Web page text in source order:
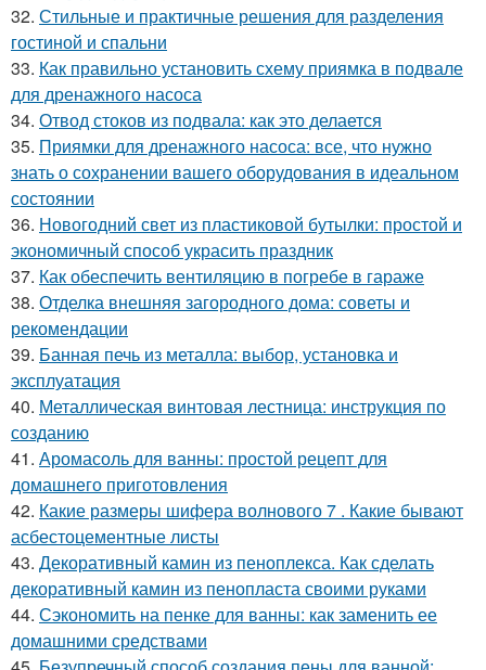
32. Стильные и практичные решения для разделения
гостиной и спальни
33. Как правильно установить схему приямка в подвале
для дренажного насоса
34. Отвод стоков из подвала: как это делается
35. Приямки для дренажного насоса: все, что нужно
знать о сохранении вашего оборудования в идеальном
состоянии
36. Новогодний свет из пластиковой бутылки: простой и
экономичный способ украсить праздник
37. Как обеспечить вентиляцию в погребе в гараже
38. Отделка внешняя загородного дома: советы и
рекомендации
39. Банная печь из металла: выбор, установка и
эксплуатация
40. Металлическая винтовая лестница: инструкция по
созданию
41. Аромасоль для ванны: простой рецепт для
домашнего приготовления
42. Какие размеры шифера волнового 7 . Какие бывают
асбестоцементные листы
43. Декоративный камин из пеноплекса. Как сделать
декоративный камин из пенопласта своими руками
44. Сэкономить на пенке для ванны: как заменить ее
домашними средствами